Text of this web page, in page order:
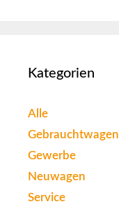
Kategorien
Alle
Gebrauchtwagen
Gewerbe
Neuwagen
Service